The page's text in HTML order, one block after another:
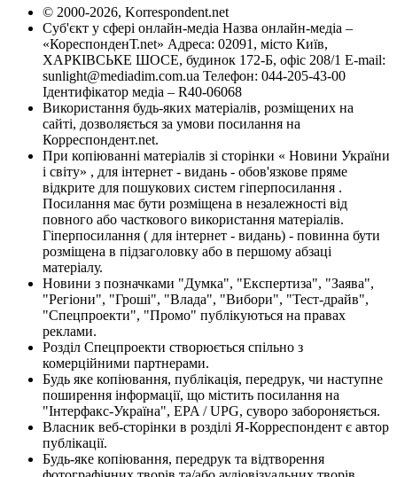
© 2000-2026, Korrespondent.net
Суб'єкт у сфері онлайн-медіа Назва онлайн-медіа –
«КореспонденТ.net» Адреса: 02091, місто Київ,
ХАРКІВСЬКЕ ШОСЕ, будинок 172-Б, офіс 208/1 E-mail:
sunlight@mediadim.com.ua Телефон: 044-205-43-00
Ідентифікатор медіа – R40-06068
Використання будь-яких матеріалів, розміщених на
сайті, дозволяється за умови посилання на
Корреспондент.net.
При копіюванні матеріалів зі сторінки « Новини України
і світу» , для інтернет - видань - обов'язкове пряме
відкрите для пошукових систем гіперпосилання .
Посилання має бути розміщена в незалежності від
повного або часткового використання матеріалів.
Гіперпосилання ( для інтернет - видань) - повинна бути
розміщена в підзаголовку або в першому абзаці
матеріалу.
Новини з позначками "Думка", "Експертиза", "Заява",
"Регіони", "Гроші", "Влада", "Вибори", "Тест-драйв",
"Спецпроекти", "Промо" публікуються на правах
реклами.
Розділ Спецпроекти створюється спільно з
комерційними партнерами.
Будь яке копіювання, публікація, передрук, чи наступне
поширення інформації, що містить посилання на
"Інтерфакс-Україна", EPA / UPG, суворо забороняється.
Власник веб-сторінки в розділі Я-Корреспондент є автор
публікації.
Будь-яке копіювання, передрук та відтворення